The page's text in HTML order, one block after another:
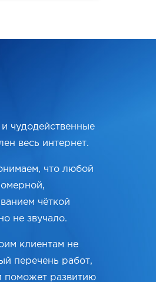
чудодейственные
весь интернет.
что любой
чёткой
не звучало.
клиентам не
перечень работ,
поможет развитию